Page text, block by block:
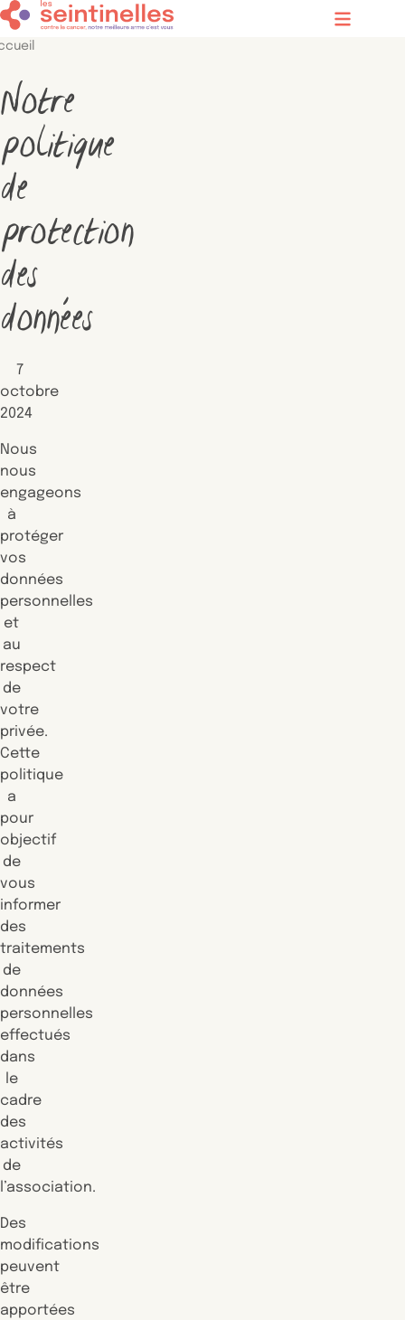
Contenu principal
Menu
Notre
politique
de
protection
des
données
7
octobre
2024
Nous
nous
engageons
à
protéger
vos
données
personnelles
et
au
respect
de
votre
privée.
Cette
politique
a
pour
objectif
de
vous
informer
des
traitements
de
données
personnelles
effectués
dans
le
cadre
des
activités
de
l’association.
Des
modifications
peuvent
être
apportées